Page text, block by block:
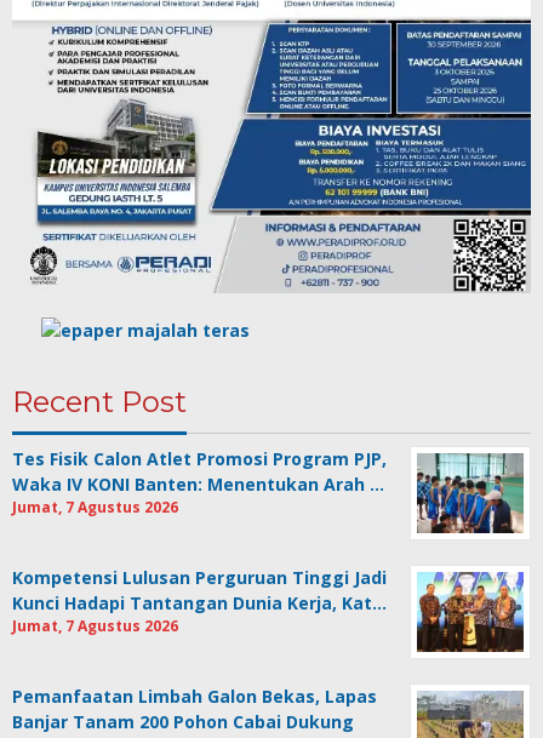
Recent Post
Tes Fisik Calon Atlet Promosi Program PJP,
Waka IV KONI Banten: Menentukan Arah …
Jumat, 7 Agustus 2026
Kompetensi Lulusan Perguruan Tinggi Jadi
Kunci Hadapi Tantangan Dunia Kerja, Kat…
Jumat, 7 Agustus 2026
Pemanfaatan Limbah Galon Bekas, Lapas
Banjar Tanam 200 Pohon Cabai Dukung